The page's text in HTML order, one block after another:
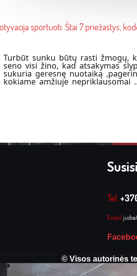
sportuoti: Štai 7 priežastys,
Turbūt sunku būtų rasti žmogų,
seno visi žino, kad atsakymas
sukuria geresnę nuotaiką
kokiame amžiuje nepriklausomai
Tel.
Email:
© Visos autorinės